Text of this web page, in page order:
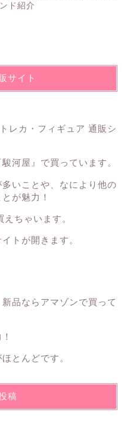
ド紹介
サイト
河屋』で買っています。
いことや、なにより他の
が魅力！
ちゃいます。
トが開きます。
品ならアマゾンで買って
とんどです。
稿